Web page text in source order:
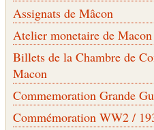
Assignats de Mâcon
Atelier monetaire de Macon
Billets de la Chambre de
Macon
Commemoration Grande
Commémoration WW2 /